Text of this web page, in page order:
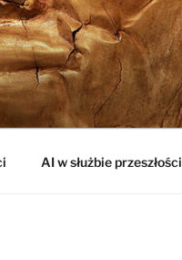
AI w służbie przeszłości